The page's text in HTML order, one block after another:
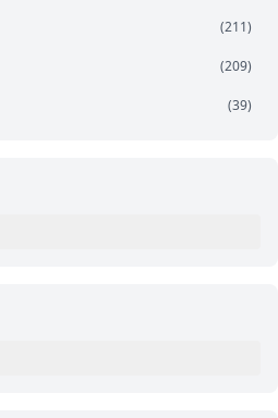
(211)
(209)
(39)